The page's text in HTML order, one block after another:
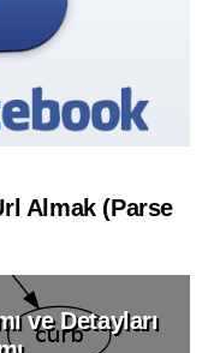
Almak (Parse
ve Detayları